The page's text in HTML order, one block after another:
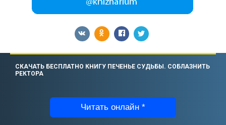
СКАЧАТЬ БЕСПЛАТНО КНИГУ ПЕЧЕНЬЕ СУДЬБЫ. СОБЛАЗНИТЬ
РЕКТОРА
Читать онлайн *